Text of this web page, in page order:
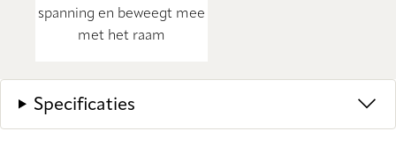
spanning en beweegt mee
met het raam
Specificaties